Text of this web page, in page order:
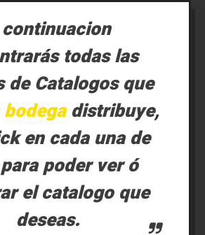
todas las
de Catalogos que
bodegadistribuye,
en cada una de
poder ver ó
el catalogo que
deseas.